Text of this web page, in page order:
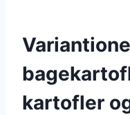
kartofler